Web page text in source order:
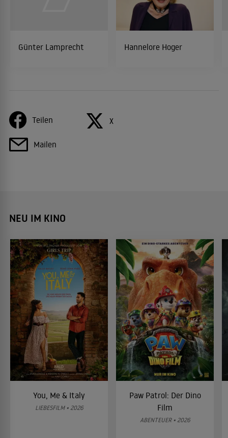
Günter Lamprecht Hannelore Hoger
Teilen X
Mailen
NEU IM KINO
You, Me & Italy
LIEBESFILM • 2026
Paw Patrol: Der Dino
Film
ABENTEUER • 2026